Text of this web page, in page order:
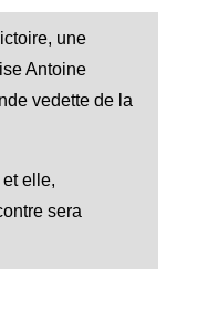
une
Antoine
vedette de la
elle,
sera